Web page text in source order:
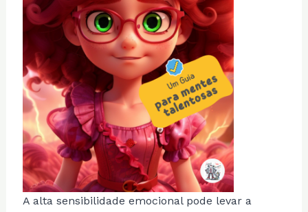
A alta sensibilidade emocional pode levar a